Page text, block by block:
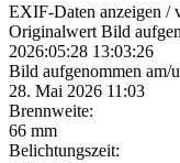
EXIF-Daten anzeigen /
Originalwert Bild
2026:05:28 13:03:26
Bild aufgenommen am/
28. Mai 2026 11:03
Brennweite:
66 mm
Belichtungszeit: